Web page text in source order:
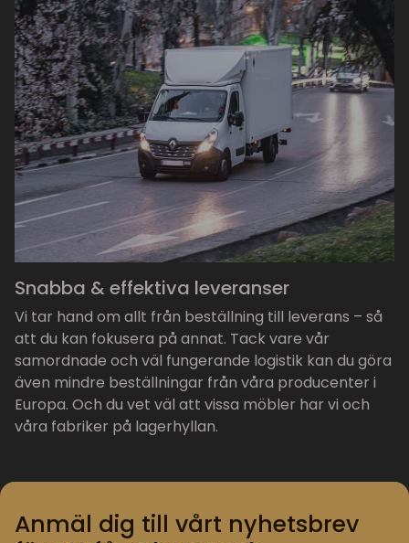
Snabba & effektiva leveranser
Vi tar hand om allt från beställning till leverans – så
att du kan fokusera på annat. Tack vare vår
samordnade och väl fungerande logistik kan du göra
även mindre beställningar från våra producenter i
Europa. Och du vet väl att vissa möbler har vi och
våra fabriker på lagerhyllan.
Anmäl dig till vårt nyhetsbrev